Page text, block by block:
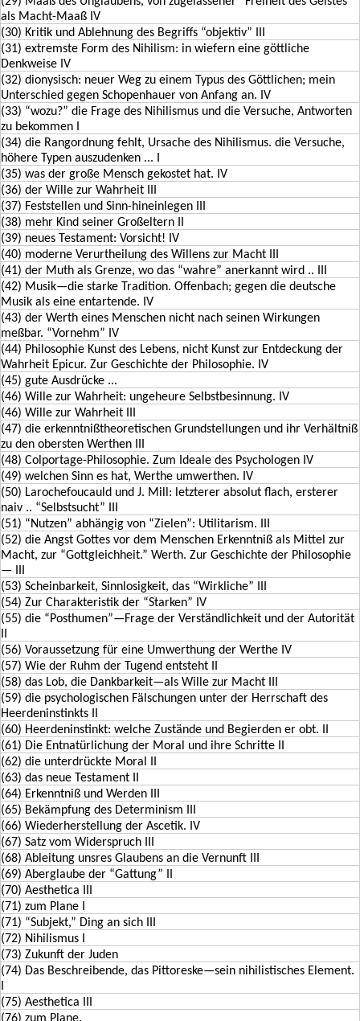
als Macht-Maaß IV
(30) Kritik und Ablehnung des Begriffs “objektiv” III
(31) extremste Form des Nihilism: in wiefern eine göttliche
Denkweise IV
(32) dionysisch: neuer Weg zu einem Typus des Göttlichen; mein
Unterschied gegen Schopenhauer von Anfang an. IV
(33) “wozu?” die Frage des Nihilismus und die Versuche, Antworten
zu bekommen I
(34) die Rangordnung fehlt, Ursache des Nihilismus. die Versuche,
höhere Typen auszudenken ... I
(35) was der große Mensch gekostet hat. IV
(36) der Wille zur Wahrheit III
(37) Feststellen und Sinn-hineinlegen III
(38) mehr Kind seiner Großeltern II
(39) neues Testament: Vorsicht! IV
(40) moderne Verurtheilung des Willens zur Macht III
(41) der Muth als Grenze, wo das “wahre” anerkannt wird .. III
(42) Musik—die starke Tradition. Offenbach; gegen die deutsche
Musik als eine entartende. IV
(43) der Werth eines Menschen nicht nach seinen Wirkungen
meßbar. “Vornehm” IV
(44) Philosophie Kunst des Lebens, nicht Kunst zur Entdeckung der
Wahrheit Epicur. Zur Geschichte der Philosophie. IV
(45) gute Ausdrücke ...
(46) Wille zur Wahrheit: ungeheure Selbstbesinnung. IV
(46) Wille zur Wahrheit III
(47) die erkenntnißtheoretischen Grundstellungen und ihr Verhältniß
zu den obersten Werthen III
(48) Colportage-Philosophie. Zum Ideale des Psychologen IV
(49) welchen Sinn es hat, Werthe umwerthen. IV
(50) Larochefoucauld und J. Mill: letzterer absolut flach, ersterer
naiv .. “Selbstsucht” III
(51) “Nutzen” abhängig von “Zielen”: Utilitarism. III
(52) die Angst Gottes vor dem Menschen Erkenntniß als Mittel zur
Macht, zur “Gottgleichheit.” Werth. Zur Geschichte der Philosophie
— III
(53) Scheinbarkeit, Sinnlosigkeit, das “Wirkliche” III
(54) Zur Charakteristik der “Starken” IV
(55) die “Posthumen”—Frage der Verständlichkeit und der Autorität
II
(56) Voraussetzung für eine Umwerthung der Werthe IV
(57) Wie der Ruhm der Tugend entsteht II
(58) das Lob, die Dankbarkeit—als Wille zur Macht III
(59) die psychologischen Fälschungen unter der Herrschaft des
Heerdeninstinkts II
(60) Heerdeninstinkt: welche Zustände und Begierden er obt. II
(61) Die Entnatürlichung der Moral und ihre Schritte II
(62) die unterdrückte Moral II
(63) das neue Testament II
(64) Erkenntniß und Werden III
(65) Bekämpfung des Determinism III
(66) Wiederherstellung der Ascetik. IV
(67) Satz vom Widerspruch III
(68) Ableitung unsres Glaubens an die Vernunft III
(69) Aberglaube der “Gattung” II
(70) Aesthetica III
(71) zum Plane I
(71) “Subjekt,” Ding an sich III
(72) Nihilismus I
(73) Zukunft der Juden
(74) Das Beschreibende, das Pittoreske—sein nihilistisches Element.
I
(75) Aesthetica III
(76) zum Plane.